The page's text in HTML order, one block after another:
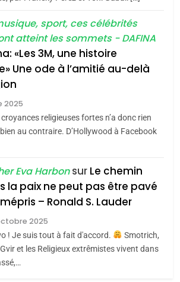
«Tu dis génocide, je dis
guerre»: La nouvelle
chanson de Boy George
ISRAÉL JUDAISME
Accords d’Isaac:
l’alliance pourrait
s’étendre à 13 pays
d’Amérique latine
ISRAÉL JUDAISME
2025, l’année la plus
meurtrière selon le
sport, ces célébrités
atteint les sommets - DAFINA
«Les 3M, une histoire
Une ode à l’amitié au-delà
2025
religieuses fortes n’a donc rien
au contraire. D’Hollywood à Facebook
Eva Harbonsur Le chemin
la paix ne peut pas être pavé
– Ronald S. Lauder
2025
! Je suis tout à fait d'accord.
Smotrich,
et les Religieux extrêmistes vivent dans
l’antisémitisme
FIÈRE, DIGNE ET RÉSILIENTE :
POURQUOI JE REVENDIQUE
MA JUDAÏTE par Thérèse
Zrihen-Dvir
ISRAÉL
CE QUI NOUS MANQUE –
JUDAISME
Maroc : Les amandes de
Tafraout, le miel de Tadla
Azilal consacrés produits
du terroir
DAFINA MAROC